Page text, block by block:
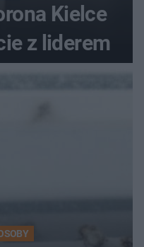
Kielce
z liderem